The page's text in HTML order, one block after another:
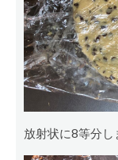
放射状に8等分し